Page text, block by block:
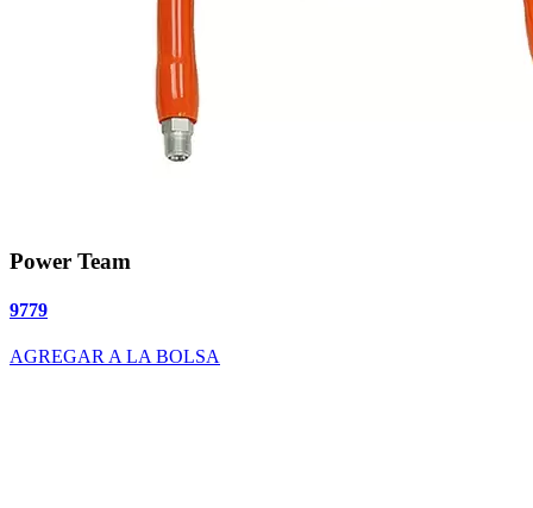
Power Team
9779
AGREGAR A LA BOLSA